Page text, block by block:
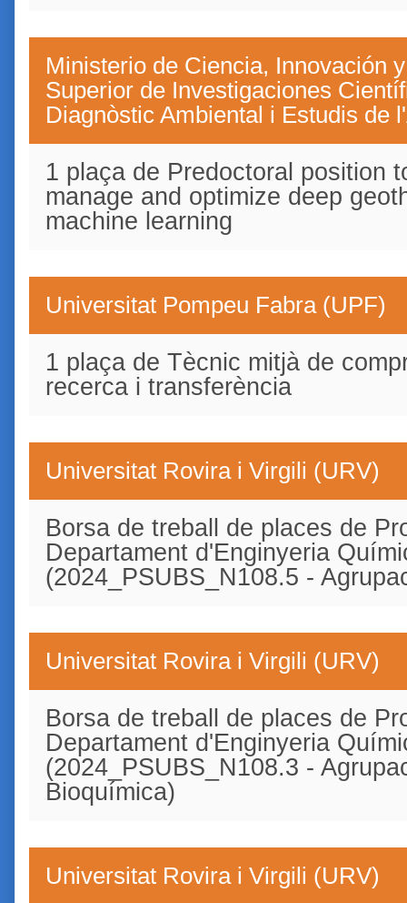
Ministerio de Ciencia, Innovación
Superior de Investigaciones
Diagnòstic Ambiental i Estudis de
1 plaça de Predoctoral position
manage and optimize deep
machine learning
Universitat Pompeu Fabra (UPF)
1 plaça de Tècnic mitjà de
recerca i transferència
Universitat Rovira i Virgili (URV)
Borsa de treball de places de
Departament d'Enginyeria
(2024_PSUBS_N108.5 -
Universitat Rovira i Virgili (URV)
Borsa de treball de places de
Departament d'Enginyeria
(2024_PSUBS_N108.3 -
Bioquímica)
Universitat Rovira i Virgili (URV)